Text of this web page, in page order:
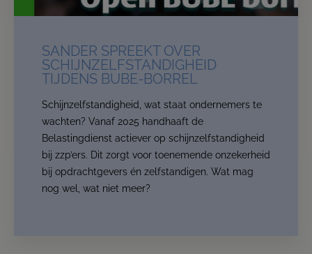
SANDER SPREEKT OVER
SCHIJNZELFSTANDIGHEID
TIJDENS BUBE-BORREL
Schijnzelfstandigheid, wat staat ondernemers te
wachten? Vanaf 2025 handhaaft de
Belastingdienst actiever op schijnzelfstandigheid
bij zzp’ers. Dit zorgt voor toenemende onzekerheid
bij opdrachtgevers én zelfstandigen. Wat mag
nog wel, wat niet meer?